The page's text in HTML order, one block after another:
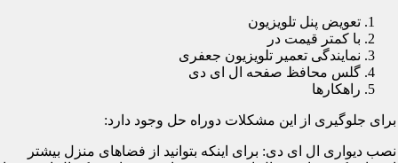
تعویض پنل تلویزیون
با کمتر قیمت در
نمایندگی تعمیر تلویزیون جعفری
گلس محافظ صفحه ال ای دی
راهکارها
برای جلوگیری از این مشکلات دوراه حل وجود دارد:
نصب دیواری ال ای دی: برای اینکه بتوانید از فضاهای منزل بیشتر